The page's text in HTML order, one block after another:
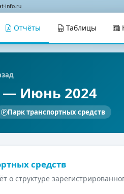
info.ru
Отчёты Таблицы
— Июнь 2024
Парк транспортных средств
средств
о структуре